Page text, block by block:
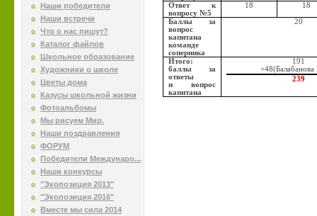
Наши победители
Наши встречи
Что о нас пишут?
Каталог файлов
Школьное образование
Художники о школе
Цветы дома
Казусы школьной жизни
Фотоальбомы
Мы рисуем Мир.
Наши поздравления
ФОРУМ
Победители Междунаро...
Наши конкурсы
"Экопозиция 2013"
"Экопозиция 2016"
Вместе мы сила 2014
Ответ к
вопросу №5
18 18
Баллы за
вопрос
капитана
команде
соперника
20
Итого:
баллы за
ответы
и вопрос
капитана
191
+48
239